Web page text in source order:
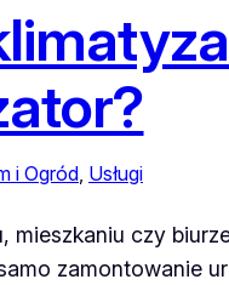
i Ogród, Usługi
mieszkaniu czy
zamontowanie